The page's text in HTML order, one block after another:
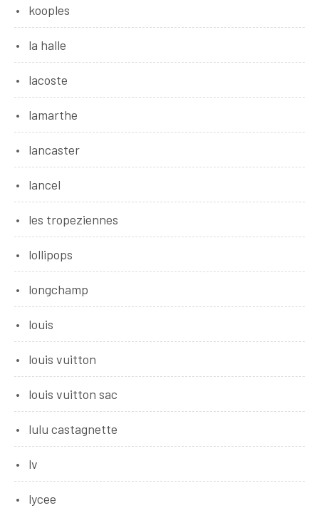
kooples
la halle
lacoste
lamarthe
lancaster
lancel
les tropeziennes
lollipops
longchamp
louis
louis vuitton
louis vuitton sac
lulu castagnette
lv
lycee